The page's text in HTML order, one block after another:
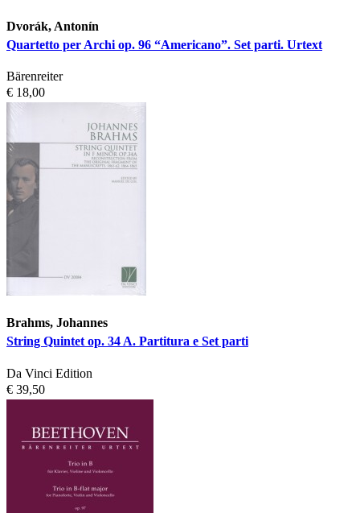
Dvorák, Antonín
Quartetto per Archi op. 96 “Americano”. Set parti. Urtext
Bärenreiter
€ 18,00
Brahms, Johannes
String Quintet op. 34 A. Partitura e Set parti
Da Vinci Edition
€ 39,50